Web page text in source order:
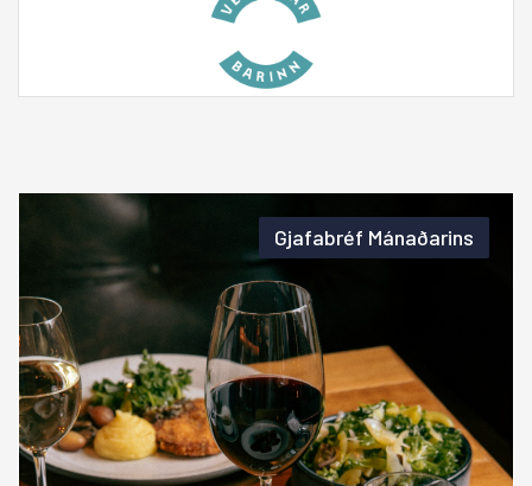
Gjafabréf Mánaðarins